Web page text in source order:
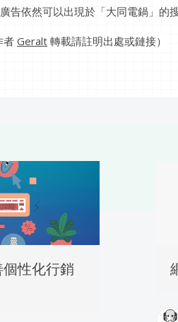
告依然可以出現於「大同電鍋」的
者 Geralt 轉載請註明出處或鏈接）
性化行銷